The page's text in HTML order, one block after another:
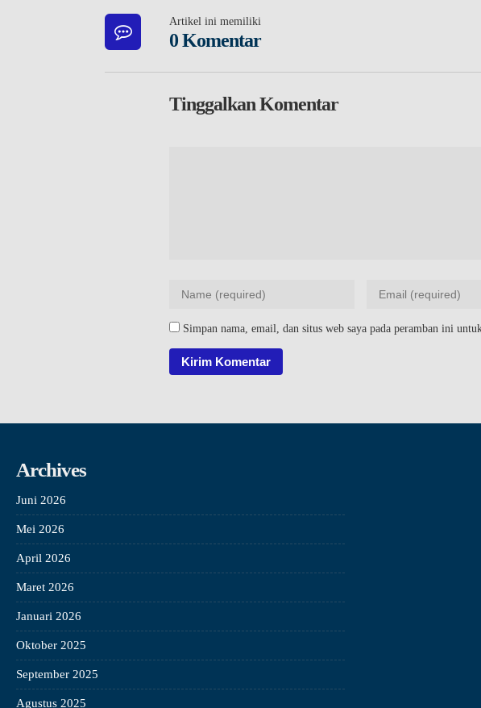
Artikel ini memiliki
0 Komentar
Tinggalkan Komentar
Simpan nama, email, dan situs web saya pada peramban ini
Archives
Juni 2026
Mei 2026
April 2026
Maret 2026
Januari 2026
Oktober 2025
September 2025
Agustus 2025